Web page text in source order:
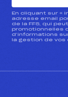
En cliquant sur «
adresse email
de la FFS, qui
promotionnelles
d’informations
la gestion de vos